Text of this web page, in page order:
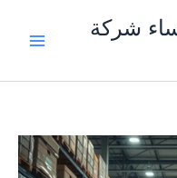
شركة